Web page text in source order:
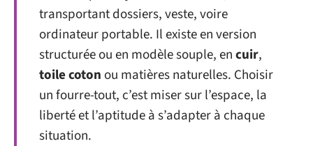
transportant dossiers, veste, voire
ordinateur portable. Il existe en version
structurée ou en modèle souple, encuir,
toile coton ou matières naturelles. Choisir
un fourre-tout, c’est miser sur l’espace, la
liberté et l’aptitude à s’adapter à chaque
situation.